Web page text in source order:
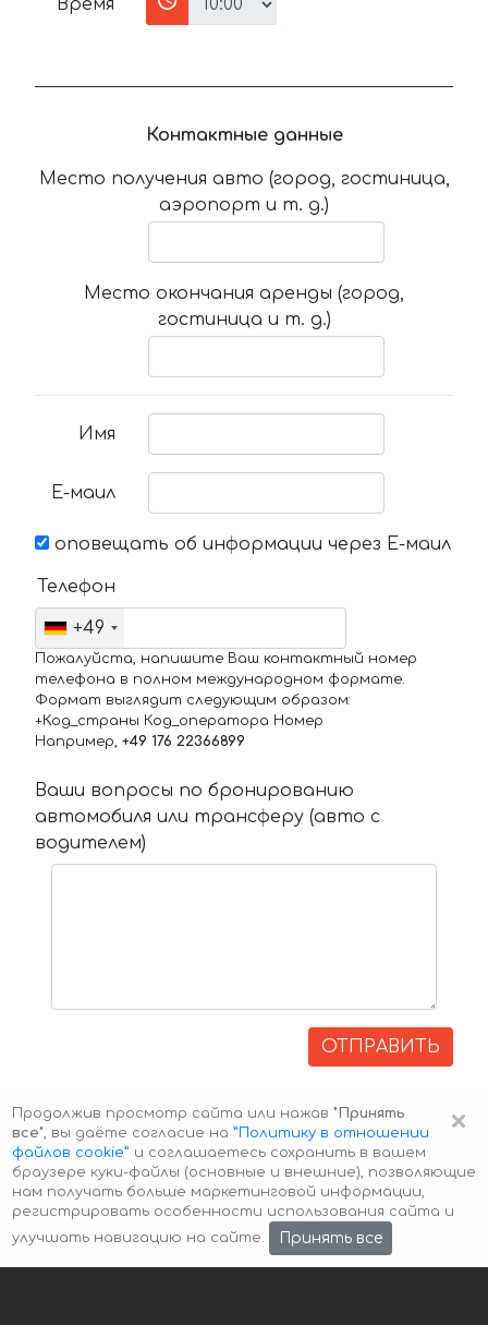
Контактные данные
Место получения авто (город, гостиница,
аэропорт и т. д.)
Место окончания аренды (город,
гостиница и т. д.)
Имя
Е-маил
оповещать об информации через Е-маил
Телефон
+49
Пожалуйста, напишите Ваш контактный номер
телефона в полном международном формате.
Формат выглядит следующим образом:
+Код_страны Код_оператора Номер
Например, +49 176 22366899
Ваши вопросы по бронированию
автомобиля или трансферу (авто с
водителем)
ОТПРАВИТЬ
Авторские права © 2026 Авто-Аренда Cookie Policy
×
Продолжив просмотр сайта или нажав "Принять
все", вы даёте согласие на ”Политику в отношении
файлов cookie” и соглашаетесь сохранить в вашем
браузере куки-файлы (основные и внешние), позволяющие
нам получать больше маркетинговой информации,
регистрировать особенности использования сайта и
улучшать навигацию на сайте.
Принять все